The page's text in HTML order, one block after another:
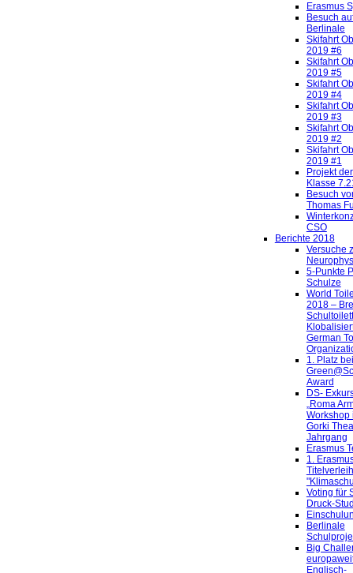
Erasmus
Besuch
Berlinale
Skifahrt
2019 #6
Skifahrt
2019 #5
Skifahrt
2019 #4
Skifahrt
2019 #3
Skifahrt
2019 #2
Skifahrt
2019 #1
Projekt
Klasse
Besuch
Thomas
CSO
Berichte 2018
Versuche
5-Punkte
Schulze
World
2018 –
German
1. Platz
Award
DS-
„Roma
Workshop
Gorki
Jahrgang
Erasmus
1.
Voting für
Druck-
Berlinale
Big
Englisch-